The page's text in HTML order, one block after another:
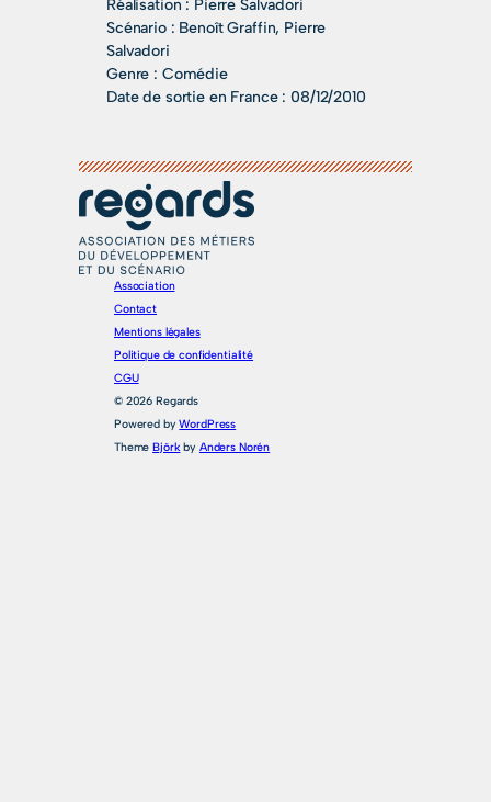
Réalisation : Pierre Salvadori
Scénario : Benoît Graffin, Pierre
Salvadori
Genre : Comédie
Date de sortie en France : 08/12/2010
Association
Contact
Mentions légales
Politique de confidentialité
CGU
© 2026 Regards
Powered byWordPress
ThemeBjörk by Anders Norén